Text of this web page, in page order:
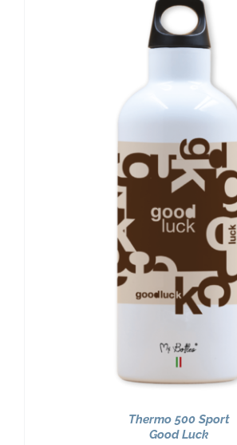
Thermo 500 Sport
Good Luck